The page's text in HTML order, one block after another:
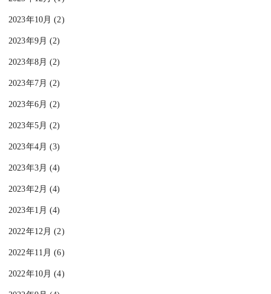
2023年10月 (2)
2023年9月 (2)
2023年8月 (2)
2023年7月 (2)
2023年6月 (2)
2023年5月 (2)
2023年4月 (3)
2023年3月 (4)
2023年2月 (4)
2023年1月 (4)
2022年12月 (2)
2022年11月 (6)
2022年10月 (4)